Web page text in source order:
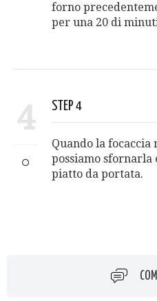
forno
per una 20 di
4 STEP 4
Quando la
possiamo sfornarla
piatto da portata.